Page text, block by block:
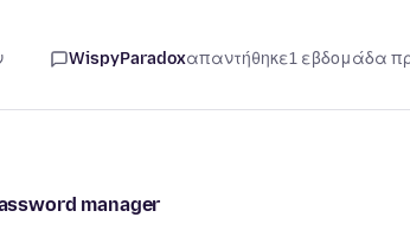
WispyParadoxαπαντήθηκε1 εβδομάδα
manager